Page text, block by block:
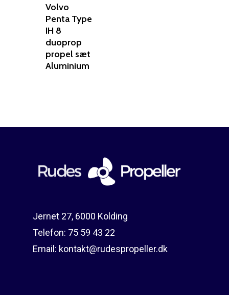
Volvo
Penta Type
IH 8
duoprop
propel sæt
Aluminium
Jernet 27, 6000 Kolding
Telefon: 75 59 43 22
Email: kontakt@rudespropeller.dk
Om reparation
Guides